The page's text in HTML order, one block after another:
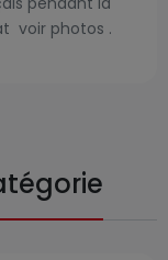
voir photos .